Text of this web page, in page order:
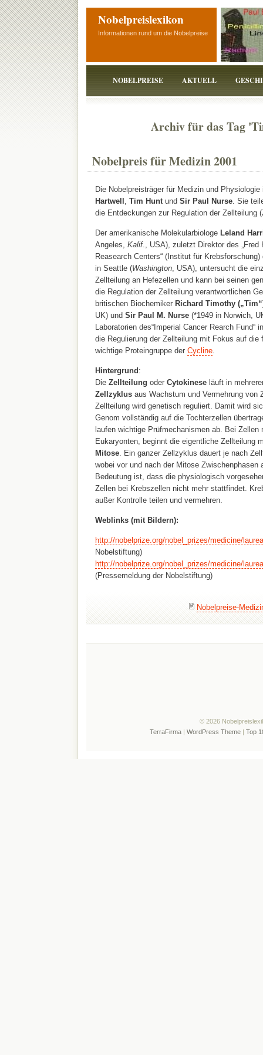
Nobelpreislexikon
Informationen rund um die Nobelpreise
NOBELPREISE AKTUELL
Archiv für das Tag
Nobelpreis für Medizin 2001
Die Nobelpreisträger für Medizin und
Hartwell Tim Huntund Sir Paul Nurse. Sie
die Entdeckungen zur Regulation der Zellteilung
Der amerikanische Molekularbiologe Leland
Angeles, Kalif., USA), zuletzt Direktor des „Fred
Reasearch Centers“ (Institut für
in Seattle (Washington, USA), untersucht die
Zellteilung an Hefezellen und kann bei seinen
die Regulation der Zellteilung verantwortlichen
britischen Biochemiker Richard Timothy
UK) und Sir Paul M. Nurse(*1949 in Norwich,
Laboratorien des“Imperial Cancer Rearch Fund“
die Regulierung der Zellteilung mit Fokus auf die
wichtige Proteingruppe der Cycline.
Hintergrund:
Die Zellteilung oder Cytokineseläuft in
Zellzyklusaus Wachstum und Vermehrung von
Zellteilung wird genetisch reguliert. Damit wird
Genom vollständig auf die Tochterzellen
laufen wichtige Prüfmechanismen ab. Bei Zellen
Eukaryonten, beginnt die eigentliche Zellteilung
Mitose. Ein ganzer Zellzyklus dauert je nach
wobei vor und nach der Mitose Zwischenphasen
Bedeutung ist, dass die physiologisch
Zellen bei Krebszellen nicht mehr stattfindet.
außer Kontrolle teilen und vermehren.
Weblinks (mit Bildern):
http://nobelprize.org/nobel_prizes/medicine/
Nobelstiftung)
http://nobelprize.org/nobel_prizes/medicine/
(Pressemeldung der Nobelstiftung)
Nobelpreise-
© 2026
TerraFirma| WordPress Theme| Top